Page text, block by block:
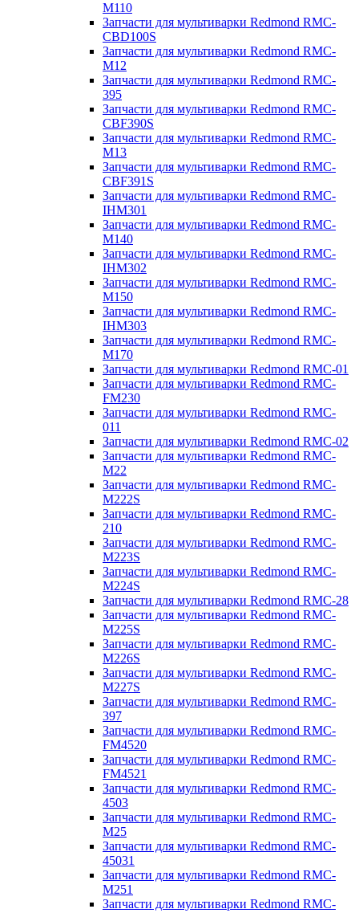
M110
Запчасти для мультиварки Redmond RMC-
CBD100S
Запчасти для мультиварки Redmond RMC-
M12
Запчасти для мультиварки Redmond RMC-
395
Запчасти для мультиварки Redmond RMC-
CBF390S
Запчасти для мультиварки Redmond RMC-
M13
Запчасти для мультиварки Redmond RMC-
CBF391S
Запчасти для мультиварки Redmond RMC-
IHM301
Запчасти для мультиварки Redmond RMC-
M140
Запчасти для мультиварки Redmond RMC-
IHM302
Запчасти для мультиварки Redmond RMC-
M150
Запчасти для мультиварки Redmond RMC-
IHM303
Запчасти для мультиварки Redmond RMC-
M170
Запчасти для мультиварки Redmond RMC-01
Запчасти для мультиварки Redmond RMC-
FM230
Запчасти для мультиварки Redmond RMC-
011
Запчасти для мультиварки Redmond RMC-02
Запчасти для мультиварки Redmond RMC-
M22
Запчасти для мультиварки Redmond RMC-
M222S
Запчасти для мультиварки Redmond RMC-
210
Запчасти для мультиварки Redmond RMC-
M223S
Запчасти для мультиварки Redmond RMC-
M224S
Запчасти для мультиварки Redmond RMC-28
Запчасти для мультиварки Redmond RMC-
M225S
Запчасти для мультиварки Redmond RMC-
M226S
Запчасти для мультиварки Redmond RMC-
M227S
Запчасти для мультиварки Redmond RMC-
397
Запчасти для мультиварки Redmond RMC-
FM4520
Запчасти для мультиварки Redmond RMC-
FM4521
Запчасти для мультиварки Redmond RMC-
4503
Запчасти для мультиварки Redmond RMC-
M25
Запчасти для мультиварки Redmond RMC-
45031
Запчасти для мультиварки Redmond RMC-
M251
Запчасти для мультиварки Redmond RMC-